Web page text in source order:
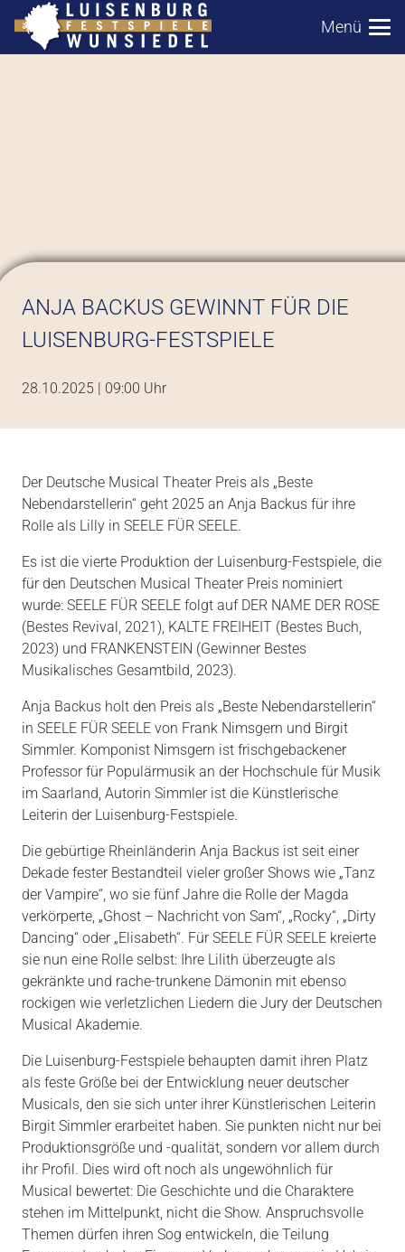
Menü
ANJA BACKUS GEWINNT FÜR DIE
LUISENBURG-FESTSPIELE
28.10.2025 | 09:00 Uhr
Der Deutsche Musical Theater Preis als „Beste
Nebendarstellerin“ geht 2025 an Anja Backus für ihre
Rolle als Lilly in SEELE FÜR SEELE.
Es ist die vierte Produktion der Luisenburg-Festspiele, die
für den Deutschen Musical Theater Preis nominiert
wurde: SEELE FÜR SEELE folgt auf DER NAME DER ROSE
(Bestes Revival, 2021), KALTE FREIHEIT (Bestes Buch,
2023) und FRANKENSTEIN (Gewinner Bestes
Musikalisches Gesamtbild, 2023).
Anja Backus holt den Preis als „Beste Nebendarstellerin“
in SEELE FÜR SEELE von Frank Nimsgern und Birgit
Simmler. Komponist Nimsgern ist frischgebackener
Professor für Populärmusik an der Hochschule für Musik
im Saarland, Autorin Simmler ist die Künstlerische
Leiterin der Luisenburg-Festspiele.
Die gebürtige Rheinländerin Anja Backus ist seit einer
Dekade fester Bestandteil vieler großer Shows wie „Tanz
der Vampire“, wo sie fünf Jahre die Rolle der Magda
verkörperte, „Ghost – Nachricht von Sam“, „Rocky“, „Dirty
Dancing“ oder „Elisabeth“. Für SEELE FÜR SEELE kreierte
sie nun eine Rolle selbst: Ihre Lilith überzeugte als
gekränkte und rache-trunkene Dämonin mit ebenso
rockigen wie verletzlichen Liedern die Jury der Deutschen
Musical Akademie.
Die Luisenburg-Festspiele behaupten damit ihren Platz
als feste Größe bei der Entwicklung neuer deutscher
Musicals, den sie sich unter ihrer Künstlerischen Leiterin
Birgit Simmler erarbeitet haben. Sie punkten nicht nur bei
Produktionsgröße und -qualität, sondern vor allem durch
ihr Profil. Dies wird oft noch als ungewöhnlich für
Musical bewertet: Die Geschichte und die Charaktere
stehen im Mittelpunkt, nicht die Show. Anspruchsvolle
Themen dürfen ihren Sog entwickeln, die Teilung